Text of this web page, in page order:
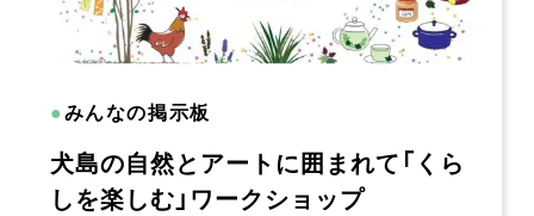
●みんなの掲示板
犬島の自然とアートに囲まれて「くら
しを楽しむ」ワークショップ